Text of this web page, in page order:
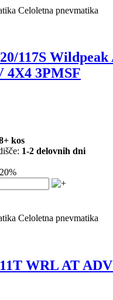
Celoletna pnevmatika
117S
4X4 3PMSF
kos
1-2 delovnih dni
Celoletna pnevmatika
WRL AT